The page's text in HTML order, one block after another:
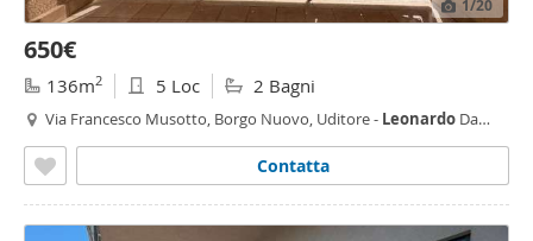
1/20
650€
136m2 5 Loc 2 Bagni
Via Francesco Musotto, Borgo Nuovo, Uditore - Leonardo Da
Contatta